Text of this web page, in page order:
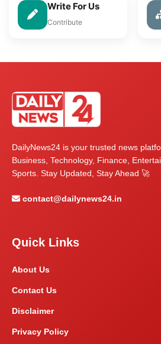
Write For Us
Contribute
DailyNews24 is your trusted news
Business, Technology, Finance,
Sports. Stay Updated, Stay Ahead 🚀
contact@dailynews24.in
Quick Links
About Us
Contact Us
Disclaimer
Privacy Policy